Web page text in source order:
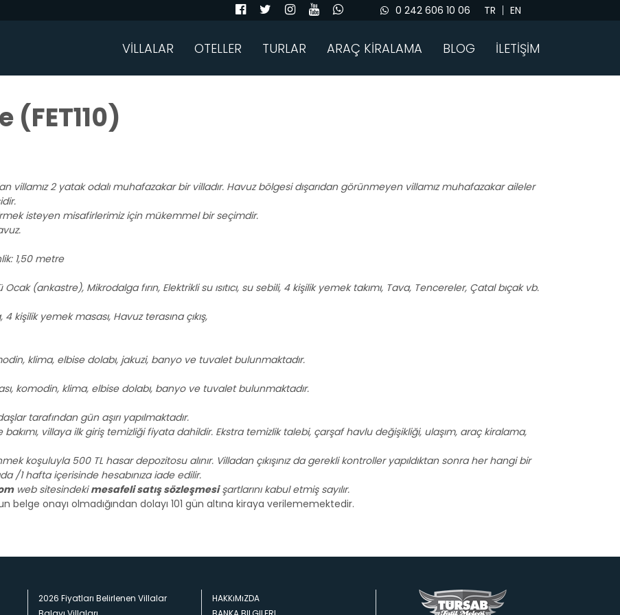
0 242 606 10 06 TR EN
VİLLALAR OTELLER TURLAR ARAÇ KİRALAMA BLOG İLETİŞİM
villamız 2 yatak odalı muhafazakar bir villadır. Havuz bölgesi dışarıdan görünmeyen villamız muhafazakar aileler
isteyen misafirlerimiz için mükemmel bir seçimdir.
1,50 metre
Ocak (ankastre), Mikrodalga fırın, Elektrikli su ısıtıcı, su sebili, 4 kişilik yemek takımı, Tava, Tencereler, Çatal bıçak vb.
kişilik yemek masası, Havuz terasına çıkış,
klima, elbise dolabı, jakuzi, banyo ve tuvalet bulunmaktadır.
komodin, klima, elbise dolabı, banyo ve tuvalet bulunmaktadır.
tarafından gün aşırı yapılmaktadır.
villaya ilk giriş temizliği fiyata dahildir. Ekstra temizlik talebi, çarşaf havlu değişikliği, ulaşım, araç kiralama,
koşuluyla 500 TL hasar depozitosu alınır. Villadan çıkışınız da gerekli kontroller yapıldıktan sonra her hangi bir
/1 hafta içerisinde hesabınıza iade edilir.
web sitesindekimesafeli satış sözleşmesişartlarını kabul etmiş sayılır.
belge onayı olmadığından dolayı 101 gün altına kiraya verilememektedir.
2026 Fiyatları Belirlenen Villalar
HAKKıMıZDA